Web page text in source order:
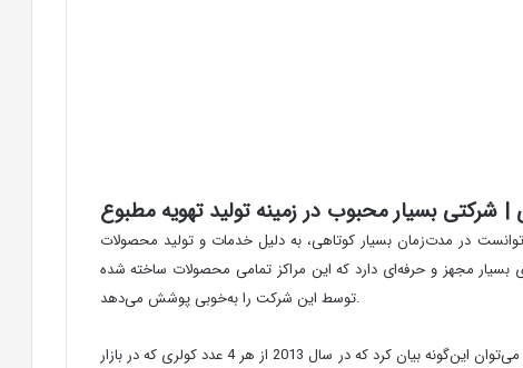
بسیار محبوب در زمینه تولید تهویه مطبوع
در منطقه زوهای آن کشور تأسیس شد و توانست در مدت‌زمان بسیار کوتاهی، به دلیل خدمات و تولید محصولات
دست گیرد و در سراسر کشور به صورت فعال بیش از 300 نمایندگی کسب کند. این شرکت در خود بیش از 8 مرکز تولیدی بسیار مجهز و حرفه‌ای دارد که این مراکز تمامی محصولات ساخته شده
توسط این شرکت را به‌خوبی پوشش می‌دهد.
همان‌طور که اشاره نمودیم به دلیل کیفیت و کارایی محصولات، رشد بسیار مناسب و چشمگیری در سال‌های نخست تأسیس شرکت گری به دست آمد و می‌توان این‌گونه بیان کرد که در سال 2013 از هر 4 عدد کولری که در بازار